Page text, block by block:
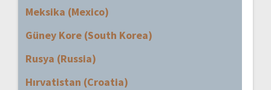
Meksika (Mexico)
Güney Kore (South Korea)
Rusya (Russia)
Hırvatistan (Croatia)